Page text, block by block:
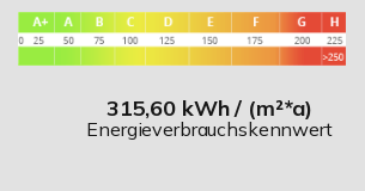
315,60 kWh / (m²*a)
Energieverbrauchskennwert